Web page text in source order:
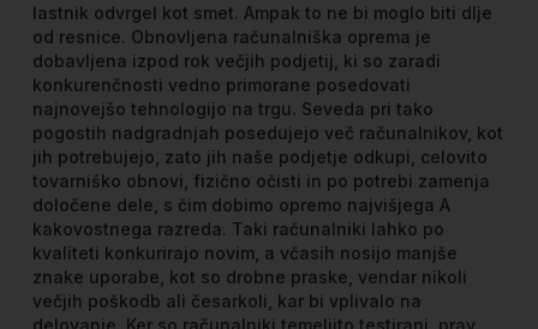
lastnik odvrgel kot smet. Ampak to ne bi moglo biti dlje
od resnice. Obnovljena računalniška oprema je
dobavljena izpod rok večjih podjetij, ki so zaradi
konkurenčnosti vedno primorane posedovati
najnovejšo tehnologijo na trgu. Seveda pri tako
pogostih nadgradnjah posedujejo več računalnikov, kot
jih potrebujejo, zato jih naše podjetje odkupi, celovito
tovarniško obnovi, fizično očisti in po potrebi zamenja
določene dele, s čim dobimo opremo najvišjega A
kakovostnega razreda. Taki računalniki lahko po
kvaliteti konkurirajo novim, a včasih nosijo manjše
znake uporabe, kot so drobne praske, vendar nikoli
večjih poškodb ali česarkoli, kar bi vplivalo na
delovanje. Ker so računalniki temeljito testirani, prav